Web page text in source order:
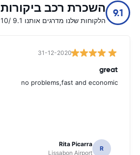
9.1 השכרת רכב ביקורות
הלקוחות שלנו מדרגים אותנו 9.1 /10 מתוך 12842
31-12-2020
great
no problems,fast and economic
R
Rita Picarra
Lissabon Airport